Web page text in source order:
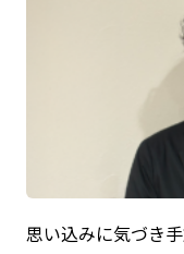
思い込みに気づき